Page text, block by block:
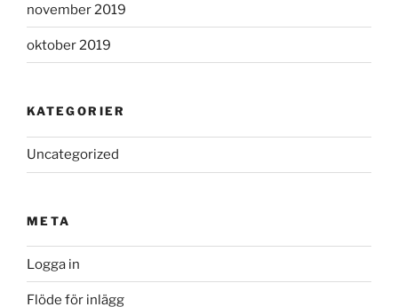
november 2019
oktober 2019
KATEGORIER
Uncategorized
META
Logga in
Flöde för inlägg